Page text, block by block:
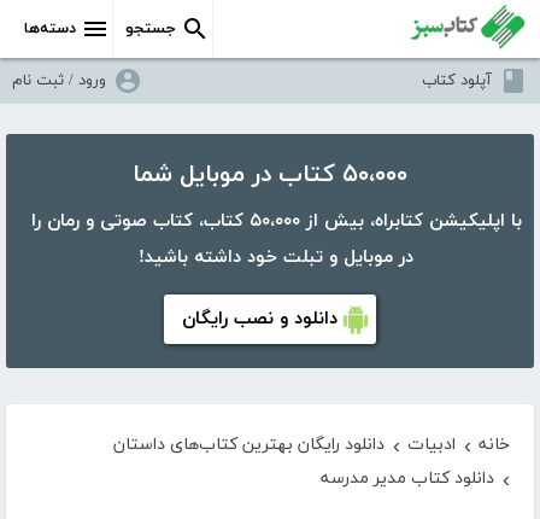
دسته‌ها جستجو
آپلود کتاب ورود / ثبت نام
۵۰،۰۰۰ کتاب در موبایل شما
با اپلیکیشن کتابراه، بیش از ۵۰،۰۰۰ کتاب، کتاب صوتی و رمان را
در موبایل و تبلت خود داشته باشید!
دانلود و نصب رایگان
خانه › ادبیات › دانلود رایگان بهترین کتاب‌های داستان
› دانلود کتاب مدیر مدرسه